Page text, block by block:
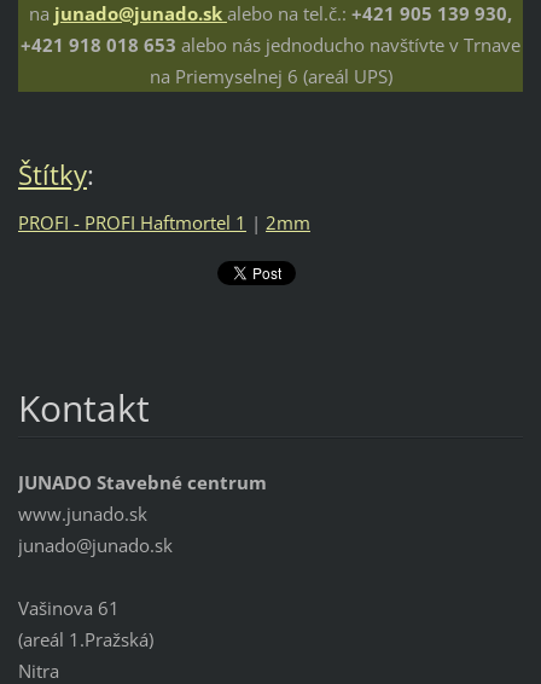
na junado@junado.sk alebo na tel.č.: +421 905 139 930,
+421 918 018 653 alebo nás jednoducho navštívte v Trnave
na Priemyselnej 6 (areál UPS)
Štítky:
PROFI - PROFI Haftmortel 1 | 2mm
Kontakt
JUNADO Stavebné centrum
www.junado.sk
junado@junado.sk
Vašinova 61
(areál 1.Pražská)
Nitra